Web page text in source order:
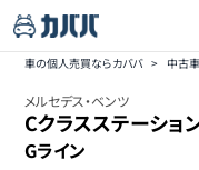
車の個人売買ならカババ > 中古
メルセデス・ベンツ
Cクラスステーショ
Gライン